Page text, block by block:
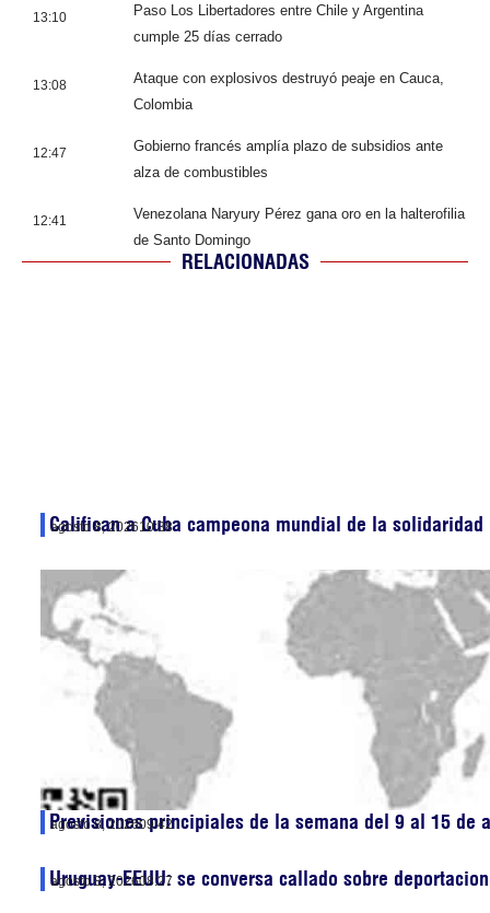
13:10
Paso Los Libertadores entre Chile y Argentina
cumple 25 días cerrado
13:08
Ataque con explosivos destruyó peaje en Cauca,
Colombia
12:47
Gobierno francés amplía plazo de subsidios ante
alza de combustibles
12:41
Venezolana Naryury Pérez gana oro en la halterofilia
de Santo Domingo
RELACIONADAS
Califican a Cuba campeona mundial de la solidaridad
agosto 8, 202610:38
Previsiones principiales de la semana del 9 al 15 de
agosto 8, 202609:42
Uruguay-EEUU: se conversa callado sobre
agosto 8, 202608:27